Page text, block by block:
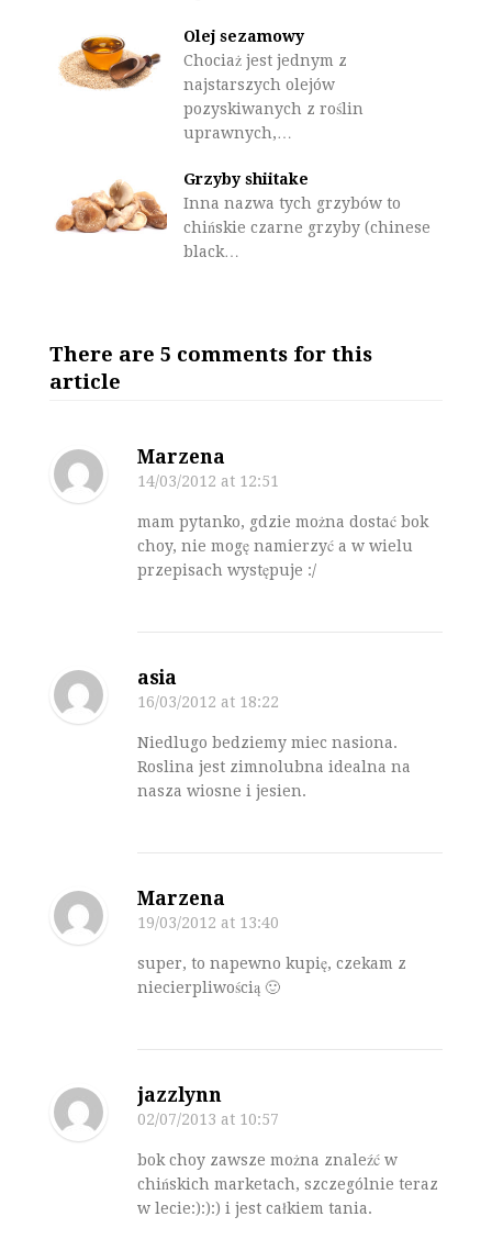
Olej sezamowy
Chociaż jest jednym z
najstarszych olejów
pozyskiwanych z roślin
uprawnych,…
Grzyby shiitake
Inna nazwa tych grzybów to
chińskie czarne grzyby (chinese
black…
There are 5 comments for this
article
Marzena
14/03/2012 at 12:51
mam pytanko, gdzie można dostać bok
choy, nie mogę namierzyć a w wielu
przepisach występuje :/
asia
16/03/2012 at 18:22
Niedlugo bedziemy miec nasiona.
Roslina jest zimnolubna idealna na
nasza wiosne i jesien.
Marzena
19/03/2012 at 13:40
super, to napewno kupię, czekam z
niecierpliwością 🙂
jazzlynn
02/07/2013 at 10:57
bok choy zawsze można znaleźć w
chińskich marketach, szczególnie teraz
w lecie:):):) i jest całkiem tania.